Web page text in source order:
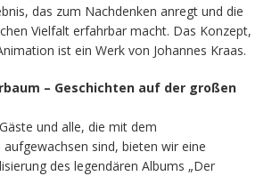
das zum Nachdenken anregt und die
Vielfalt erfahrbar macht. Das Konzept,
ist ein Werk von Johannes Kraas.
– Geschichten auf der großen
und alle, die mit dem
sind, bieten wir eine
des legendären Albums „Der